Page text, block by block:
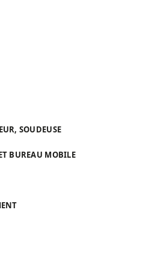
SOUDEUSE
BUREAU MOBILE